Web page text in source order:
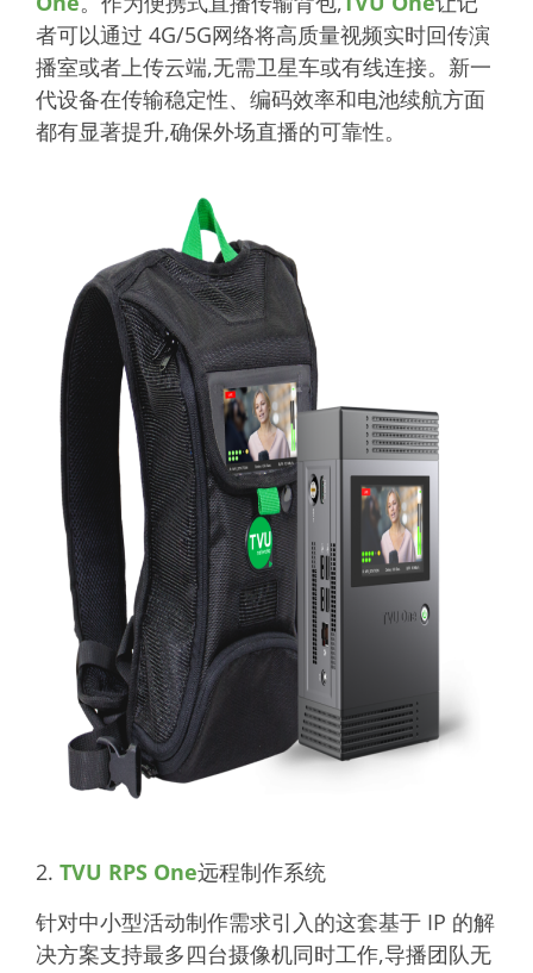
者可以通过 4G/5G网络将高质量视频实时回传演
播室或者上传云端,无需卫星车或有线连接。新一
代设备在传输稳定性、编码效率和电池续航方面
都有显著提升,确保外场直播的可靠性。
2. TVU RPS One远程制作系统
针对中小型活动制作需求引入的这套基于 IP 的解
决方案支持最多四台摄像机同时工作,导播团队无